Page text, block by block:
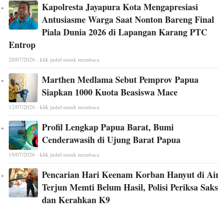
Kapolresta Jayapura Kota Mengapresiasi
Antusiasme Warga Saat Nonton Bareng Final
Piala Dunia 2026 di Lapangan Karang PTC
Entrop
20/07/2026 - klik judul untuk membaca
Marthen Medlama Sebut Pemprov Papua
Siapkan 1000 Kuota Beasiswa Mace
12/07/2026 - klik judul untuk membaca
Profil Lengkap Papua Barat, Bumi
Cenderawasih di Ujung Barat Papua
19/07/2026 - klik judul untuk membaca
Pencarian Hari Keenam Korban Hanyut di
Terjun Memti Belum Hasil, Polisi Periksa
dan Kerahkan K9